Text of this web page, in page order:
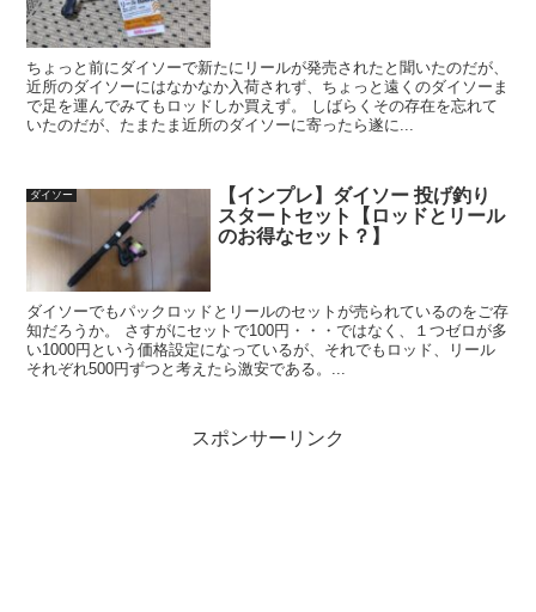
ちょっと前にダイソーで新たにリールが発売されたと聞いたのだが、
近所のダイソーにはなかなか入荷されず、ちょっと遠くのダイソーま
で足を運んでみてもロッドしか買えず。 しばらくその存在を忘れて
いたのだが、たまたま近所のダイソーに寄ったら遂に...
ダイソー
【インプレ】ダイソー 投げ釣り
スタートセット【ロッドとリール
のお得なセット？】
ダイソーでもパックロッドとリールのセットが売られているのをご存
知だろうか。 さすがにセットで100円・・・ではなく、１つゼロが多
い1000円という価格設定になっているが、それでもロッド、リール
それぞれ500円ずつと考えたら激安である。...
スポンサーリンク